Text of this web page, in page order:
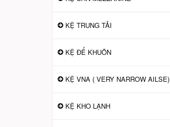
KỆ TRUNG TẢI
KỆ ĐỂ KHUÔN
KỆ VNA ( VERY NARROW AILSE)
KỆ KHO LẠNH